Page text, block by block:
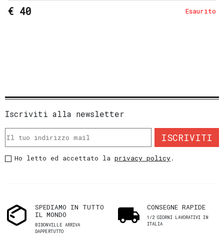
€ 40 Esaurito
Iscriviti alla newsletter
ISCRIVITI
Ho letto ed accettato laprivacy policy.
SPEDIAMO IN TUTTO
IL MONDO
BIDONVILLE ARRIVA
DAPPERTUTTO
CONSEGNE RAPIDE
1/2 GIORNI LAVORATIVI IN
ITALIA